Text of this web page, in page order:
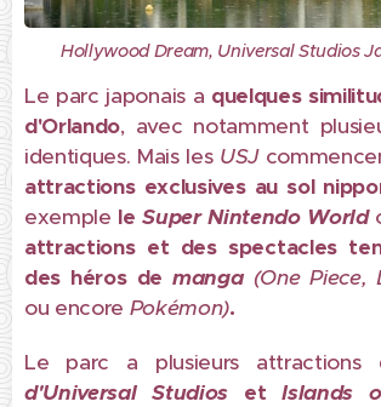
Hollywood Dream, Universal Studios
Le parc japonais a quelques
d'Orlando, avec notamment
identiques. Mais les USJ
attractions exclusives au sol
exemple leSuper Nintendo World
attractions et des spectacles
des héros demanga (OnePiece,
ou encore Pokémon).
Le parc a plusieurs attractions
d'Universal Studios etIslands